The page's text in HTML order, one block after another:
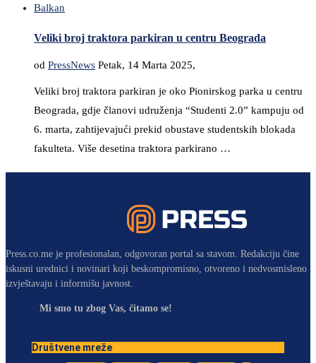
Balkan
Veliki broj traktora parkiran u centru Beograda
od PressNews Petak, 14 Marta 2025,
Veliki broj traktora parkiran je oko Pionirskog parka u centru
Beograda, gdje članovi udruženja “Studenti 2.0” kampuju od
6. marta, zahtijevajući prekid obustave studentskih blokada
fakulteta. Više desetina traktora parkirano …
Press.co.me je profesionalan, odgovoran portal sa stavom. Redakciju čine
iskusni urednici i novinari koji beskompromisno, otvoreno i nedvosmisleno
izvještavaju i informišu javnost.
Mi smo tu zbog Vas, čitamo se!
Društvene mreže